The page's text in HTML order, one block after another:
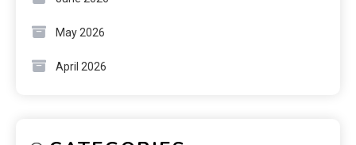
May 2026
April 2026